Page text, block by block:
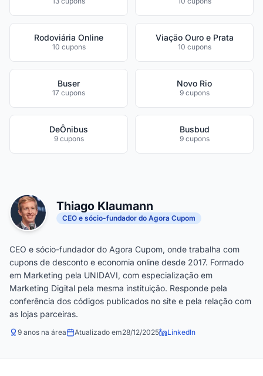
Rodoviária Online
10 cupons
Viação Ouro e Prata
10 cupons
Buser
17 cupons
Novo Rio
9 cupons
DeÔnibus
9 cupons
Busbud
9 cupons
Thiago Klaumann
CEO e sócio-fundador do Agora Cupom
CEO e sócio-fundador do Agora Cupom, onde trabalha com
cupons de desconto e economia online desde 2017. Formado
em Marketing pela UNIDAVI, com especialização em
Marketing Digital pela mesma instituição. Responde pela
conferência dos códigos publicados no site e pela relação com
as lojas parceiras.
9 anos na área Atualizado em28/12/2025 LinkedIn